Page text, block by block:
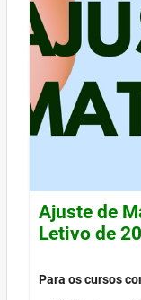
Ajuste de
Letivo de
Para os cursos